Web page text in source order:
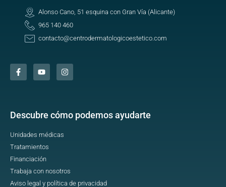
Alonso Cano, 51 esquina con Gran Vía (Alicante)
965 140 460
contacto@centrodermatologicoestetico.com
Descubre cómo podemos ayudarte
Unidades médicas
Tratamientos
Financiación
Trabaja con nosotros
Aviso legal y política de privacidad